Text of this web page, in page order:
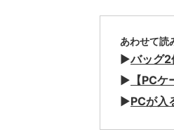
あわせて読
▶バッグ2
▶ 【PC
▶PCが入